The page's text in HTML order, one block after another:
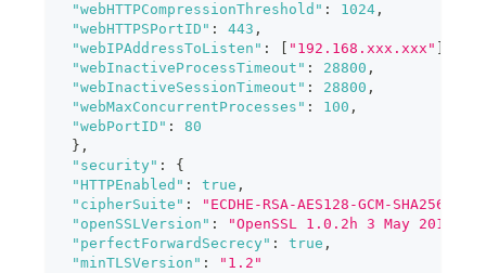
"webHTTPCompressionThreshold" : 1024 ,
"webHTTPSPortID" : 443 ,
"webIPAddressToListen" : "192.168.xxx.xxx"
"webInactiveProcessTimeout" : 28800 ,
"webInactiveSessionTimeout" : 28800 ,
"webMaxConcurrentProcesses" : 100 ,
"webPortID" :
80
} ,
"security" :
{
"HTTPEnabled" : true ,
"cipherSuite" :
"ECDHE-RSA-AES128-GCM-
"openSSLVersion" : "OpenSSL 1.0.2h 3 May 2016"
"perfectForwardSecrecy" : true ,
"minTLSVersion" :
"1.2"